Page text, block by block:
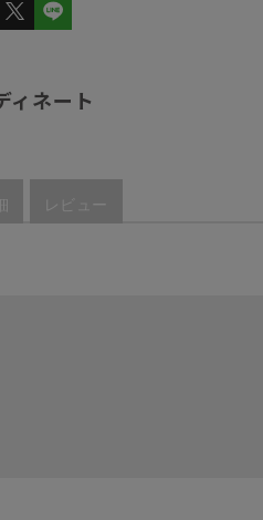
ィネート
レビュー